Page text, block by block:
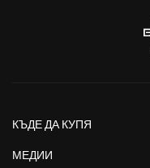
КЪДЕ ДА КУПЯ
МЕДИИ